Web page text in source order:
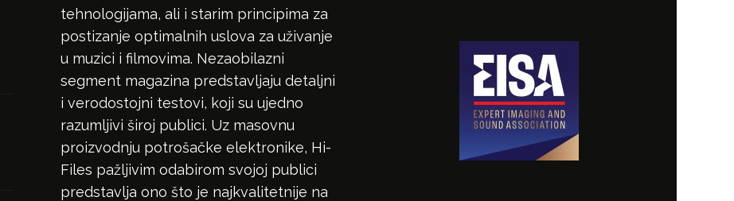
tehnologijama, ali i starim principima za
postizanje optimalnih uslova za uživanje
u muzici i filmovima. Nezaobilazni
segment magazina predstavljaju detaljni
i verodostojni testovi, koji su ujedno
razumljivi široj publici. Uz masovnu
proizvodnju potrošačke elektronike, Hi-
Files pažljivim odabirom svojoj publici
predstavlja ono što je najkvalitetnije na